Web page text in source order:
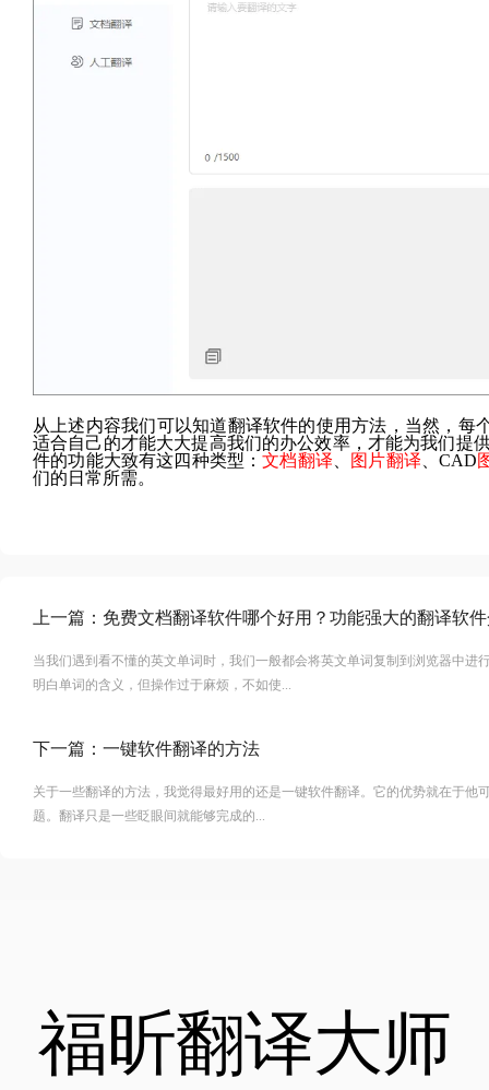
从上述内容我们可以知道翻译软件的使用方法，当然，
适合自己的才能大大提高我们的办公效率，才能为我们提
件的功能大致有这四种类型：文档翻译 图片翻译 、CAD
们的日常所需。
上一篇： 免费文档翻译软件哪个好用？功能强大的翻译软
当我们遇到看不懂的英文单词时，我们一般都会将英文单词复制到浏览器中进
明白单词的含义，但操作过于麻烦，不如使...
下一篇： 一键软件翻译的方法
关于一些翻译的方法，我觉得最好用的还是一键软件翻译。它的优势就在于他
题。翻译只是一些眨眼间就能够完成的...
福昕翻译大师